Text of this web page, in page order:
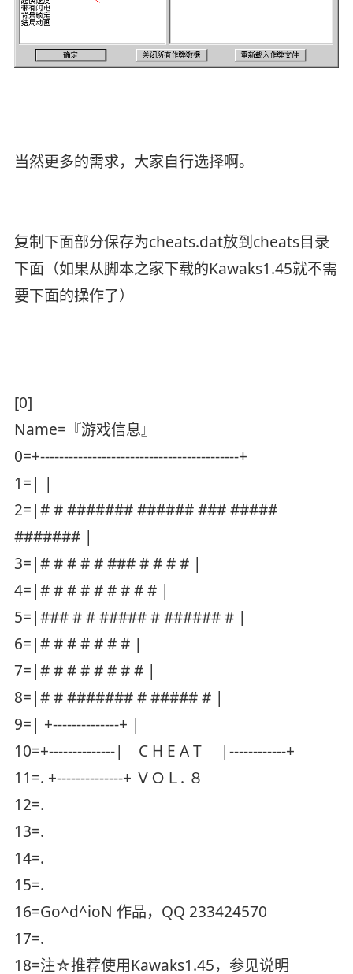
当然更多的需求，大家自行选择啊。
复制下面部分保存为cheats.dat放到cheats目录
下面（如果从脚本之家下载的Kawaks1.45就不需
要下面的操作了）
[0]
Name=『游戏信息』
0=+------------------------------------------+
1=| |
2=|# # ####### ###### ### #####
####### |
3=|# # # # # ### # # # # |
4=|# # # # # # # # # |
5=|### # # ##### # ###### # |
6=|# # # # # # # |
7=|# # # # # # # # |
8=|# # ####### # ##### # |
9=| +--------------+ |
10=+--------------| C H E A T |------------+
11=. +--------------+ ＶＯＬ. ８
12=.
13=.
14=.
15=.
16=Go^d^ioN 作品，QQ 233424570
17=.
18=注☆推荐使用Kawaks1.45，参见说明